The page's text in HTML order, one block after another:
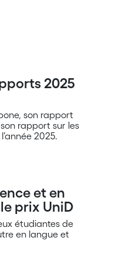
2025
son rapport
rapport sur les
2025.
et en
prix UniD
étudiantes de
en langue et